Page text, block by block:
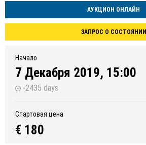
АУКЦИОН ОНЛАЙН
ЗАПРОС О СОСТОЯНИИ
Начало
7 Декабря 2019, 15:00
-2435 days
Стартовая цена
€ 180